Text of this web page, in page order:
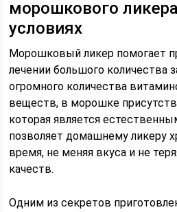
морошкового
условиях
Морошковый ликер помогает
лечении большого количества
огромного количества
веществ, в морошке
которая является
позволяет домашнему ликеру
время, не меняя вкуса и не
качеств.
Одним из секретов